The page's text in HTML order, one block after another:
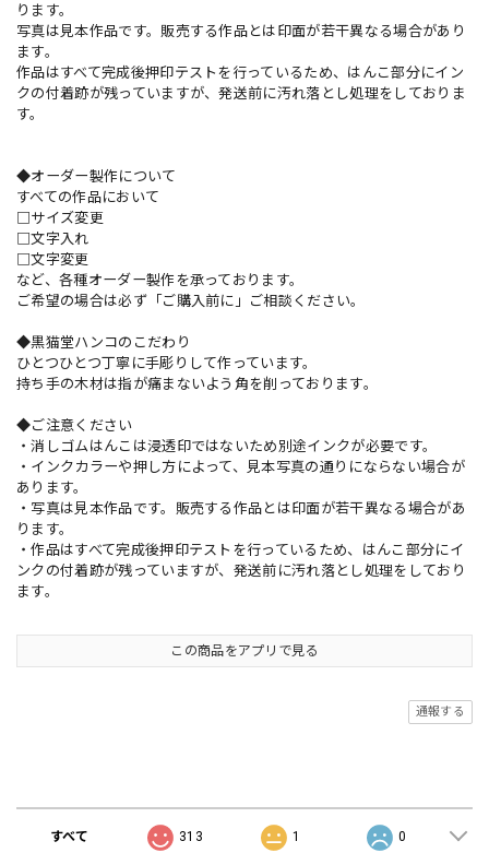
ります。
写真は見本作品です。販売する作品とは印面が若干異なる場合があり
ます。
作品はすべて完成後押印テストを行っているため、はんこ部分にイン
クの付着跡が残っていますが、発送前に汚れ落とし処理をしておりま
す。
◆オーダー製作について
すべての作品において
□サイズ変更
□文字入れ
□文字変更
など、各種オーダー製作を承っております。
ご希望の場合は必ず「ご購入前に」ご相談ください。
◆黒猫堂ハンコのこだわり
ひとつひとつ丁寧に手彫りして作っています。
持ち手の木材は指が痛まないよう角を削っております。
◆ご注意ください
・消しゴムはんこは浸透印ではないため別途インクが必要です。
・インクカラーや押し方によって、見本写真の通りにならない場合が
あります。
・写真は見本作品です。販売する作品とは印面が若干異なる場合があ
ります。
・作品はすべて完成後押印テストを行っているため、はんこ部分にイ
ンクの付着跡が残っていますが、発送前に汚れ落とし処理をしており
ます。
この商品をアプリで見る
通報する
すべて 313 1 0